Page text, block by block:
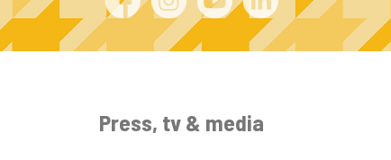
Press, tv & media